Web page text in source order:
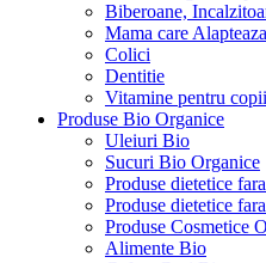
Biberoane,
Mama care Alapteaza
Colici
Dentitie
Vitamine pentru copii
Produse Bio Organice
Uleiuri Bio
Sucuri Bio Organice
Produse dietetice
Produse dietetice
Produse Cosmetice
Alimente Bio